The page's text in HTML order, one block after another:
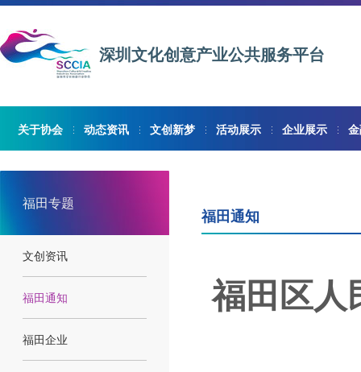
深圳文化创意产业公共服务平台
关于协会 动态资讯 文创新梦 活动展示 企业展示
福田专题
文创资讯
福田通知
福田企业
福田通知
福田区人